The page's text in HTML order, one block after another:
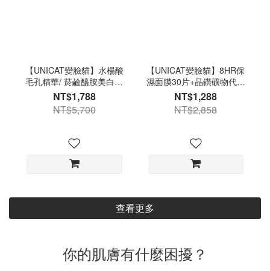
【UNICAT變臉貓】水楊酸
毛孔精華/ 菸鹼醯胺美白精
華 / 積雪草保濕修護精華
任選6入
NT$1,788
NT$5,700
【UNICAT變臉貓】8HR保
濕面膜30片+晶鑽礦物代謝
清潔面膜3盒 神經醯胺 玻
尿酸 生物纖維面膜 吸油面
膜
NT$1,288
NT$2,858
查看更多
你的肌膚有什麼困擾？